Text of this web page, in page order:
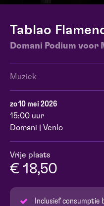
Tablao
Domani Podium voor
Muziek
zo 10 mei 2026
15:00 uur
Domani | Venlo
Vrije plaats
€ 18,50
Inclusief consumptie